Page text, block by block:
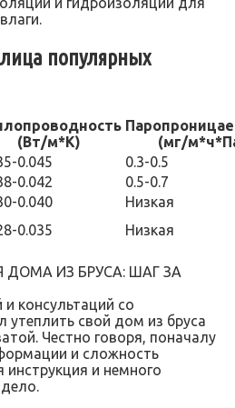
популярных
(Вт/м*К)
(мг/
0.045
0.3-0.5
0.042
0.5-0.7
0.040
Низкая
0.035 Низкая
ИЗ БРУСА: ШАГ ЗА
консультаций со
утеплить свой дом из бруса
Честно говоря, поначалу
и сложность
инструкция и немного